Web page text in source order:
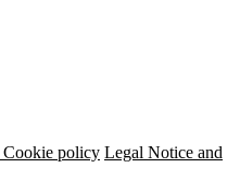
Cookie policy Legal Notice and